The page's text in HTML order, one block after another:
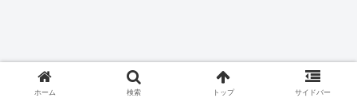
ホーム 検索 トップ サイドバー